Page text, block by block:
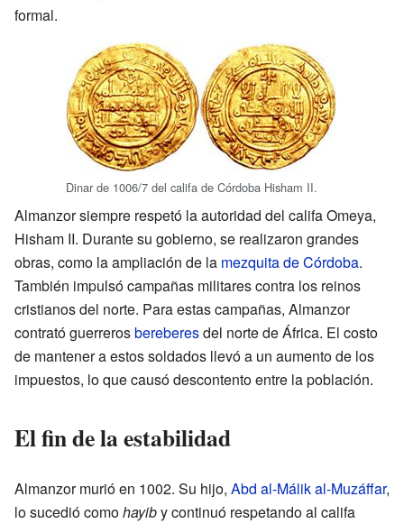
formal.
Dinar de 1006/7 del califa de Córdoba Hisham II.
Almanzor siempre respetó la autoridad del califa Omeya,
Hisham II. Durante su gobierno, se realizaron grandes
obras, como la ampliación de la mezquita de Córdoba.
También impulsó campañas militares contra los reinos
cristianos del norte. Para estas campañas, Almanzor
contrató guerrerosbereberesdel norte de África. El costo
de mantener a estos soldados llevó a un aumento de los
impuestos, lo que causó descontento entre la población.
El fin de la estabilidad
Almanzor murió en 1002. Su hijo, Abd al-Málik al-Muzáffar,
lo sucedió comohayiby continuó respetando al califa